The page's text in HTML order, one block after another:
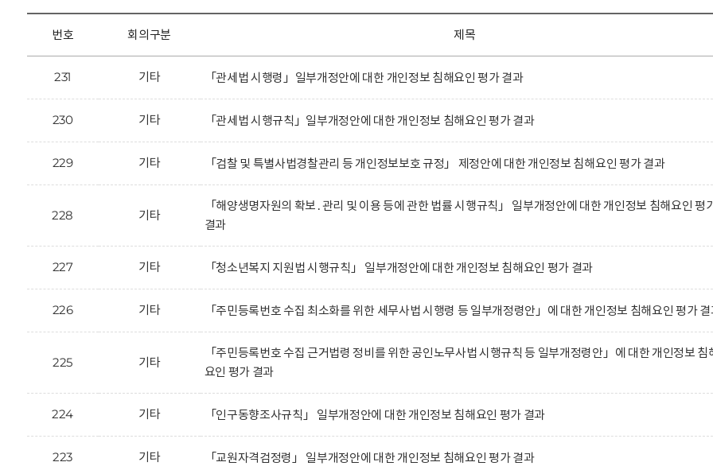
번호 회의구분 제목
231 기타 「관세법 시행령」일부개정안에 대한 개인정보 침해요인 평가 결과
230 기타 「관세법 시행규칙」일부개정안에 대한 개인정보 침해요인 평가 결과
229 기타 「검찰 및 특별사법경찰관리 등 개인정보보호 규정」 제정안에 대한 개인정보 침해요인 평가 결과
228 기타
「해양생명자원의 확보․관리 및 이용 등에 관한 법률 시행규칙」 일부개정안에 대한 개인정보 침해요인 평
결과
227 기타 「청소년복지 지원법 시행규칙」 일부개정안에 대한 개인정보 침해요인 평가 결과
226 기타 「주민등록번호 수집 최소화를 위한 세무사법 시행령 등 일부개정령안」에 대한 개인정보 침해요인 평가
225 기타
「주민등록번호 수집 근거법령 정비를 위한 공인노무사법 시행규칙 등 일부개정령안」에 대한 개인정보 침
요인 평가 결과
224 기타 「인구동향조사규칙」 일부개정안에 대한 개인정보 침해요인 평가 결과
223 기타 「교원자격검정령」 일부개정안에 대한 개인정보 침해요인 평가 결과